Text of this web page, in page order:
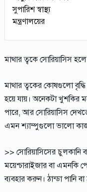
মাথার ত্বকে সোরিয়াসিস
মাথার ত্বকের কোষগুলো
হয়ে যায়। অনেকটা খুশকির
পারে, আর সোরিয়াসিস
এমন শ্যাম্পুগুলো ভালো কাজ
>> সোরিয়াসিসের চুলকানি
ময়েশ্চারাইজার বা এমনকি
ব্যবহার করুন। ঠান্ডা পানি